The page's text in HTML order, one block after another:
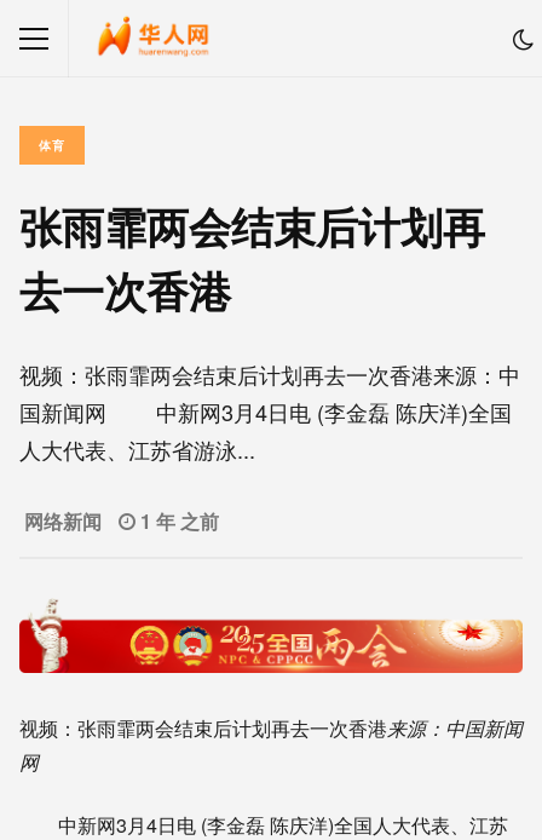
体育
张雨霏两会结束后计划再
去一次香港
视频：张雨霏两会结束后计划再去一次香港来源：中
国新闻网 中新网3月4日电 (李金磊 陈庆洋)全国
人大代表、江苏省游泳...
网络新闻 1 年 之前
视频：张雨霏两会结束后计划再去一次香港来源：中国新闻
网
中新网3月4日电 (李金磊 陈庆洋)全国人大代表、江苏